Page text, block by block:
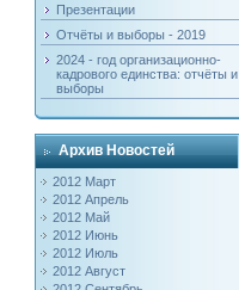
Презентации
Отчёты и выборы - 2019
2024 - год организационно-
кадрового единства: отчёты и
выборы
Архив Новостей
2012 Март
2012 Апрель
2012 Май
2012 Июнь
2012 Июль
2012 Август